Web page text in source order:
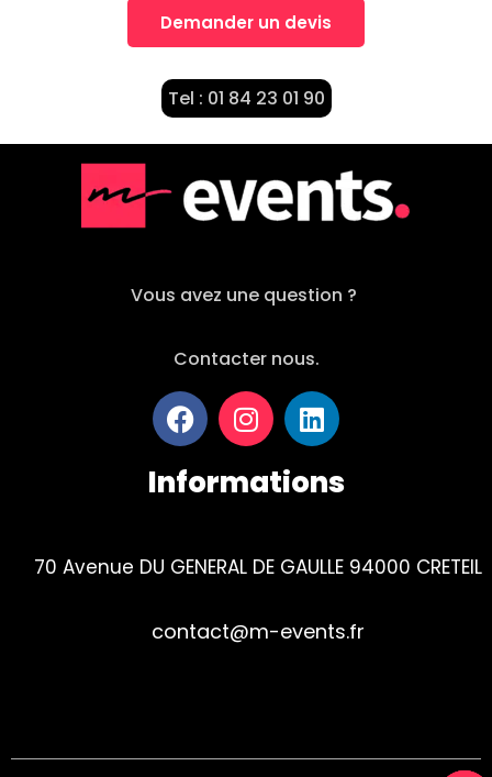
Demander un devis
Tel : 01 84 23 01 90
Vous avez une question ?
Contacter nous.
Informations
70 Avenue DU GENERAL DE GAULLE 94000 CRETEIL
contact@m-events.fr